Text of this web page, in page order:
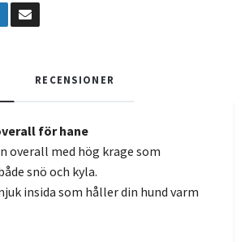
RECENSIONER
för hane
overall med hög krage som
snö och kyla.
insida som håller din hund varm